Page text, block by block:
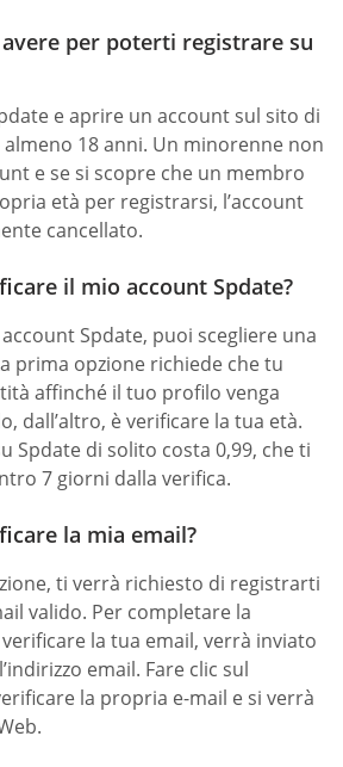
per poterti registrare su
e aprire un account sul sito di
18 anni. Un minorenne non
e se si scopre che un membro
età per registrarsi, l’account
cancellato.
il mio account Spdate?
Spdate, puoi scegliere una
prima opzione richiede che tu
affinché il tuo profilo venga
dall’altro, è verificare la tua età.
Spdate di solito costa 0,99, che ti
7 giorni dalla verifica.
la mia email?
ti verrà richiesto di registrarti
valido. Per completare la
la tua email, verrà inviato
email. Fare clic sul
la propria e-mail e si verrà